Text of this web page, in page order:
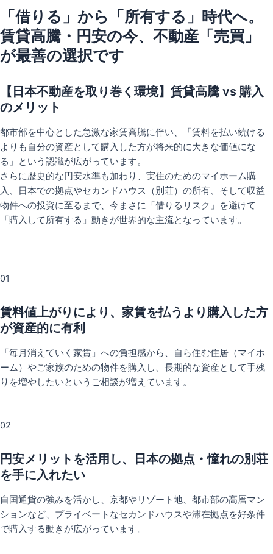
「借りる」から「所有する」時代へ。
賃貸高騰・円安の今、不動産「売買」
が最善の選択です
【日本不動産を取り巻く環境】賃貸高騰 vs 購入
のメリット
都市部を中心とした急激な家賃高騰に伴い、「賃料を払い続ける
よりも自分の資産として購入した方が将来的に大きな価値にな
る」という認識が広がっています。
さらに歴史的な円安水準も加わり、実住のためのマイホーム購
入、日本での拠点やセカンドハウス（別荘）の所有、そして収益
物件への投資に至るまで、今まさに「借りるリスク」を避けて
「購入して所有する」動きが世界的な主流となっています。
01
賃料値上がりにより、家賃を払うより購入した方
が資産的に有利
「毎月消えていく家賃」への負担感から、自ら住む住居（マイホ
ーム）やご家族のための物件を購入し、長期的な資産として手残
りを増やしたいというご相談が増えています。
02
円安メリットを活用し、日本の拠点・憧れの別荘
を手に入れたい
自国通貨の強みを活かし、京都やリゾート地、都市部の高層マン
ションなど、プライベートなセカンドハウスや滞在拠点を好条件
で購入する動きが広がっています。